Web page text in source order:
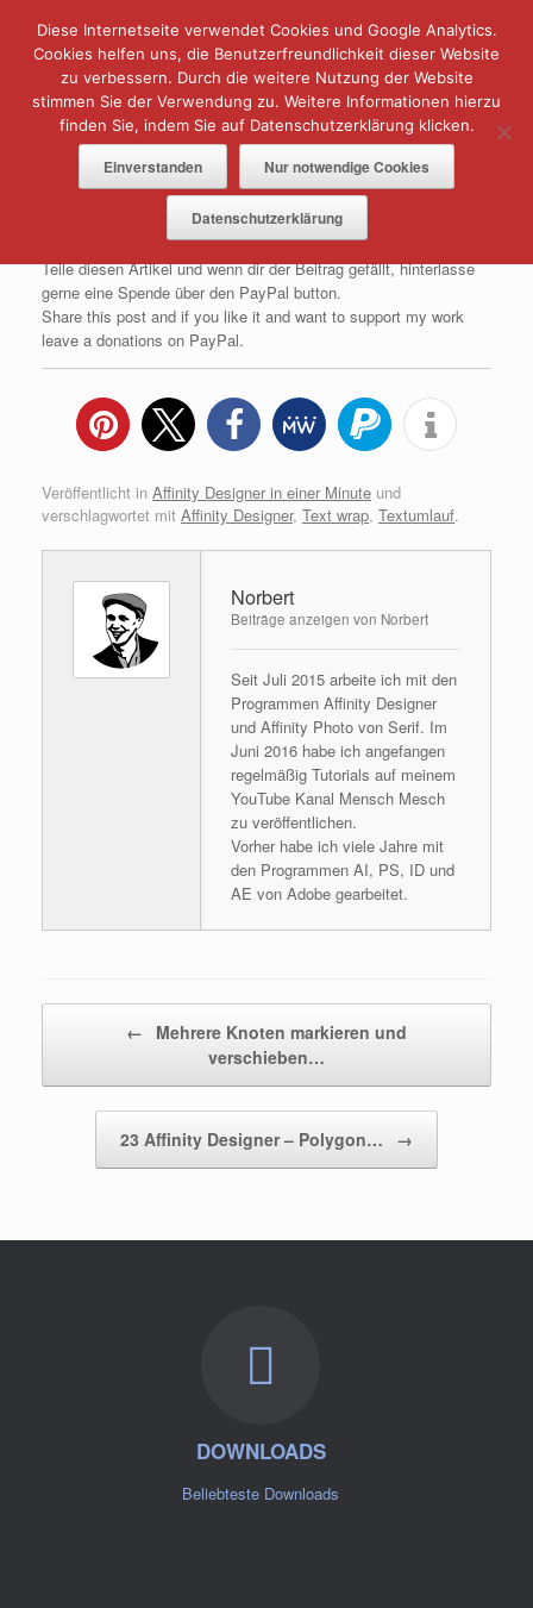
springen
Menü
Text Umlauf – Affinity Designer [ADIAM]
Veröffentlicht am3. Januar 2018 vonNorbert
Teile diesen Artikel und wenn dir der Beitrag gefällt, hinterlasse
gerne eine Spende über den PayPal button.
Share this post and if you like it and want to support my work
leave a donations on PayPal.
Veröffentlicht in Affinity Designer in einer Minute und
verschlagwortet mit Affinity Designer, Text wrap, Textumlauf.
Norbert
Beiträge anzeigen von Norbert
Seit Juli 2015 arbeite ich mit den
Programmen Affinity Designer
und Affinity Photo von Serif. Im
Juni 2016 habe ich angefangen
regelmäßig Tutorials auf meinem
YouTube Kanal Mensch Mesch
zu veröffentlichen.
Vorher habe ich viele Jahre mit
den Programmen AI, PS, ID und
AE von Adobe gearbeitet.
←
Mehrere Knoten markieren und
verschieben…
23 Affinity Designer – Polygon… →
DOWNLOADS
Beliebteste Downloads
Diese Internetseite verwendet Cookies und Google Analytics.
Cookies helfen uns, die Benutzerfreundlichkeit dieser Website
zu verbessern. Durch die weitere Nutzung der Website
stimmen Sie der Verwendung zu. Weitere Informationen hierzu
finden Sie, indem Sie auf Datenschutzerklärung klicken.
Einverstanden Nur notwendige Cookies
Datenschutzerklärung